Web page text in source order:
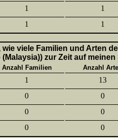
1 1
1 1
wie viele Familien und Arten
zur Zeit auf
Anzahl Familien Anzahl
1 13
0 0
0 0
0 0